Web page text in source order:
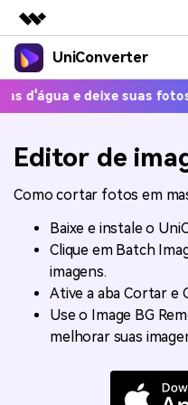
Produtos em destaque
Criatividade digital com IA
Negócios
Soluções
Sobre nós
Sala de imprensa
Suporte
UniConverter
Productos
UniConverter para
AniSmall-Compressor de
AniSmall para iOS
Características
Converter
texto para
Conversor
Aproveite
poderosos
Ferramentas Online
Soluções
Fãs de
Onde há
Ofertas
Ajuda
Guia
Como usar o Wondershare
Atualize para a V17
COMPRE AGORA
e deixe suas fotos HD em 1
Editor de
Como cortar fotos em
Baixe e instale o
Clique em Batch
imagens.
Ative a aba Cortar e
Use o Image BG
melhorar suas